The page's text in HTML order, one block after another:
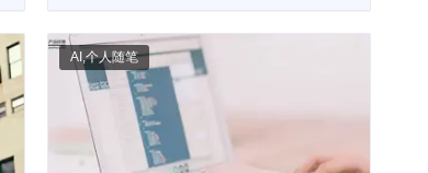
AI ,个人随笔